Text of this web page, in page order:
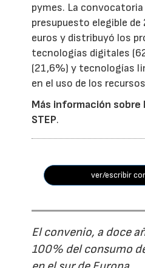
pymes. La
presupuesto elegible de
euros y distribuyó los
tecnologías digitales
(21,6%) y tecnologías
en el uso de los
Más información
STEP.
ver/escribir
El convenio, a doce
100% del consumo